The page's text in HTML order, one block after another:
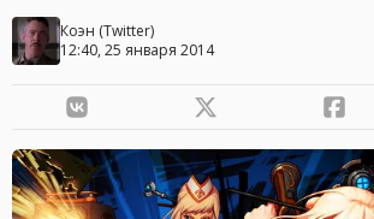
Коэн (Twitter)
12:40, 25 января 2014